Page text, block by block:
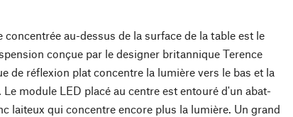
concentrée au-dessus de la surface de la table est le
conçue par le designer britannique Terence
de réflexion plat concentre la lumière vers le bas et la
module LED placé au centre est entouré d'un abat-
laiteux qui concentre encore plus la lumière. Un grand